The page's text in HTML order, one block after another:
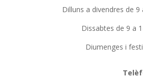
Dilluns a divendres de
Dissabtes de 9 a
Diumenges i